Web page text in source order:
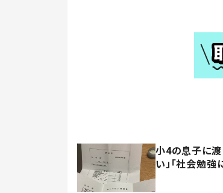
小4の息子に渡
い」「社会勉強